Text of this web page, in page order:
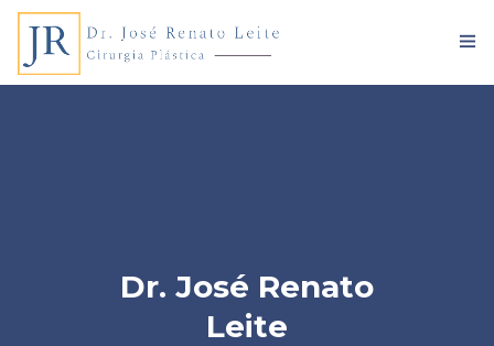
PROCEDIMENTOSDr. José Renato
Leite